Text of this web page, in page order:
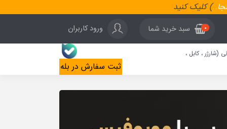
..) کلیک کنید
0 سبد خرید شما ورود کاربران
(شارژر ، کابل ،
ثبت سفارش در بله